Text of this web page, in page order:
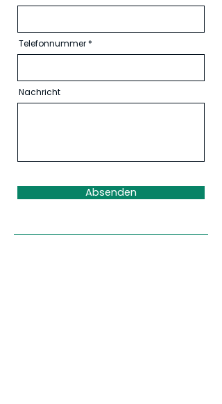
Telefonnummer
Nachricht
Absenden